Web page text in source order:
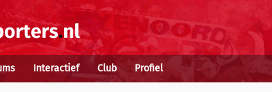
Interactief Club Profiel